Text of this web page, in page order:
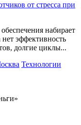
от стресса при
набирает
эффективность
долгие циклы...
Технологии